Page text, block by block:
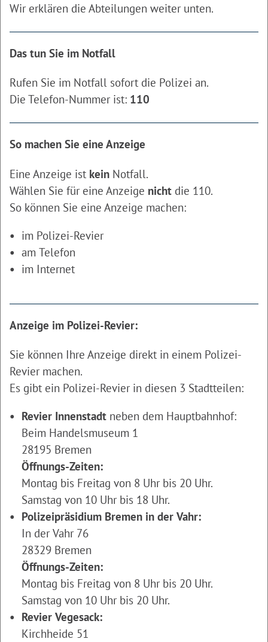
Wir erklären die Abteilungen weiter unten.
Das tun Sie im Notfall
Rufen Sie im Notfall sofort die Polizei an.
Die Telefon-Nummer ist: 110
So machen Sie eine Anzeige
Eine Anzeige ist kein Notfall.
Wählen Sie für eine Anzeige nicht die 110.
So können Sie eine Anzeige machen:
im Polizei-Revier
am Telefon
im Internet
Anzeige im Polizei-Revier:
Sie können Ihre Anzeige direkt in einem Polizei-
Revier machen.
Es gibt ein Polizei-Revier in diesen 3 Stadtteilen:
Revier Innenstadt neben dem Hauptbahnhof:
Beim Handelsmuseum 1
28195 Bremen
Öffnungs-Zeiten:
Montag bis Freitag von 8 Uhr bis 20 Uhr.
Samstag von 10 Uhr bis 18 Uhr.
Polizeipräsidium Bremen in der Vahr:
In der Vahr 76
28329 Bremen
Öffnungs-Zeiten:
Montag bis Freitag von 8 Uhr bis 20 Uhr.
Samstag von 10 Uhr bis 20 Uhr.
Revier Vegesack:
Kirchheide 51